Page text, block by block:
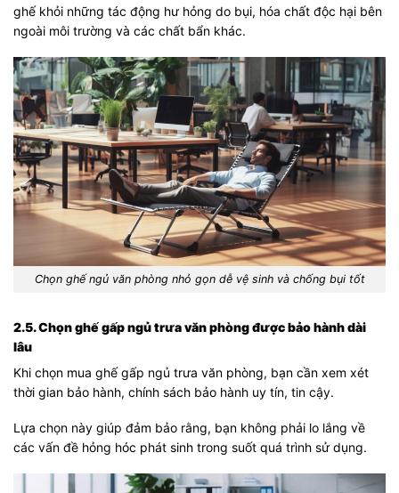
ghế khỏi những tác động hư hỏng do bụi, hóa chất độc hại bên
ngoài môi trường và các chất bẩn khác.
Chọn ghế ngủ văn phòng nhỏ gọn dễ vệ sinh và chống bụi tốt
2.5. Chọn ghế gấp ngủ trưa văn phòng được bảo hành dài
lâu
Khi chọn mua ghế gấp ngủ trưa văn phòng, bạn cần xem xét
thời gian bảo hành, chính sách bảo hành uy tín, tin cậy.
Lựa chọn này giúp đảm bảo rằng, bạn không phải lo lắng về
các vấn đề hỏng hóc phát sinh trong suốt quá trình sử dụng.